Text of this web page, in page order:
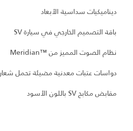
ديناميكيات سداسية الأبعاد
باقة التصميم الخارجي في سيارة SV
نظام الصوت المميز من Meridian™‎
دواسات عتبات معدنية مضيئة تحمل شعار SV
مقابض مكابح SV باللون الأسود